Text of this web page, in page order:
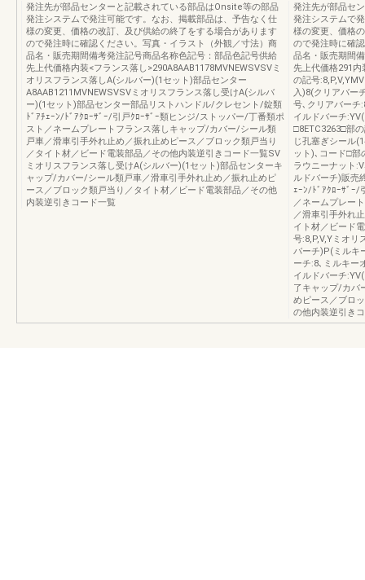
発注先が部品センターと記載されている部品はOnsite等の部品
発注システムで発注可能です。なお、掲載部品は、予告なく仕
様の変更、価格の改訂、及び供給の終了をする場合があります
ので発注時に確認ください。写真・イラスト（外観／寸法）商
品名・販売期間備考発注記号商品名称色記号：部品色記号供給
先上代価格内装<フランス落し>290A8AAB1178MVNEWSVSVミ
オリスフランス落しA(シルバー)(1セット)部品センター
A8AAB1211MVNEWSVSVミオリスフランス落し受けA(シルバ
ー)(1セット)部品センター部品リストハンドル/クレセント/錠類
ﾄﾞｱﾁｪｰﾝ/ﾄﾞｱｸﾛｰｻﾞｰ/引戸ｸﾛｰｻﾞｰ類ヒンジ/ストッパー/丁番類ポ
スト／ネームプレートフランス落しキャップ/カバー/シール類
戸車／滑車引手外れ止め／振れ止めピース／ブロック類戸当り
／タイト材／ビード電装部品／その他内装逆引きコード一覧SV
ミオリスフランス落し受けA(シルバー)(1セット)部品センターキ
ャップ/カバー/シール類戸車／滑車引手外れ止め／振れ止めピ
ース／ブロック類戸当り／タイト材／ビード電装部品／その他
内装逆引きコード一覧
発注先が部品セ
発注システムで
様の変更、価格
ので発注時に確
品名・販売期間
先上代価格291
の記号
入)8(クリアバー
号､クリアバーチ
イルドバーチ
□8ETC3263□部
じ孔塞ぎシール
ット)､コード□部
ラウニーナット
ルドバーチ)販売
ｪｰﾝ/ﾄﾞｱｸﾛｰｻﾞｰ/
／ネームプレー
／滑車引手外れ
イト材／ビード
号:8,P,V,Yミオリ
バーチ)P(ミルキ
ーチ:8､ミルキー
イルドバーチ
了キャップ/カバ
めピース／ブロ
の他内装逆引き